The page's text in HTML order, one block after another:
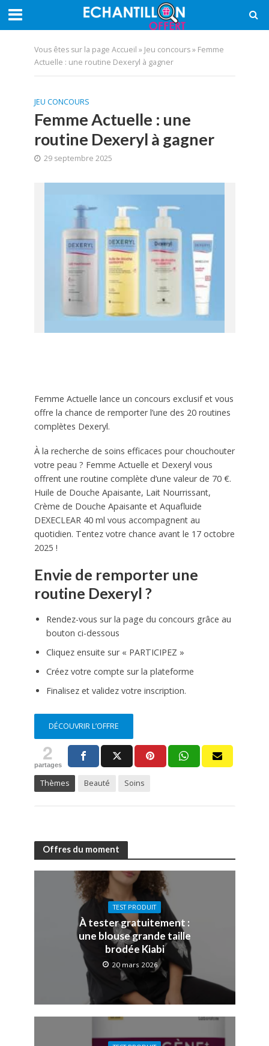
Vous êtes sur la page Accueil » Jeu concours» Femme
Actuelle : une routine Dexeryl à gagner
JEU CONCOURS
Femme Actuelle : une
routine Dexeryl à gagner
29 septembre 2025
Femme Actuelle lance un concours exclusif et vous
offre la chance de remporter l’une des 20 routines
complètes Dexeryl.
À la recherche de soins efficaces pour chouchouter
votre peau ? Femme Actuelle et Dexeryl vous
offrent une routine complète d’une valeur de 70 €.
Huile de Douche Apaisante, Lait Nourrissant,
Crème de Douche Apaisante et Aquafluide
DEXECLEAR 40 ml vous accompagnent au
quotidien. Tentez votre chance avant le 17 octobre
2025 !
Envie de remporter une
routine Dexeryl ?
Rendez-vous sur la page du concours grâce au
bouton ci-dessous
Cliquez ensuite sur « PARTICIPEZ »
Créez votre compte sur la plateforme
Finalisez et validez votre inscription.
DÉCOUVRIR L’OFFRE
2
partages
Thèmes Beauté Soins
Offres du moment
TEST PRODUIT
À tester gratuitement :
une blouse grande taille
brodée Kiabi
20 mars 2026